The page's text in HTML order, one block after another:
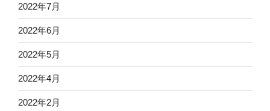
2022年7月
2022年6月
2022年5月
2022年4月
2022年2月